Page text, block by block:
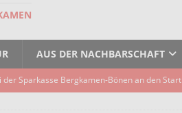
AUS DER NACHBARSCHAFT
Sparkasse Bergkamen-Bönen an den Start